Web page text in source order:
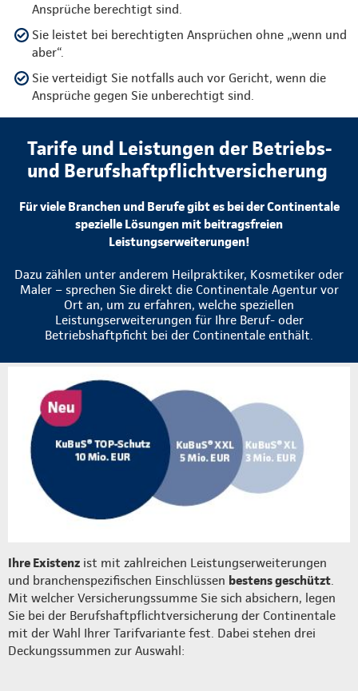
Ansprüche berechtigt sind.
Sie leistet bei berechtigten Ansprüchen ohne „wenn und
aber“.
Sie verteidigt Sie notfalls auch vor Gericht, wenn die
Ansprüche gegen Sie unberechtigt sind.
Tarife und Leistungen der Betriebs-
und Berufshaftpflichtversicherung
Für viele Branchen und Berufe gibt es bei der Continentale
spezielle Lösungen mit beitragsfreien
Leistungserweiterungen!
Dazu zählen unter anderem Heilpraktiker, Kosmetiker oder
Maler – sprechen Sie direkt die Continentale Agentur vor
Ort an, um zu erfahren, welche speziellen
Leistungserweiterungen für Ihre Beruf- oder
Betriebshaftpficht bei der Continentale enthält.
Ihre Existenz ist mit zahlreichen Leistungserweiterungen
und branchenspezifischen Einschlüssen bestens geschützt.
Mit welcher Versicherungssumme Sie sich absichern, legen
Sie bei der Berufshaftpflichtversicherung der Continentale
mit der Wahl Ihrer Tarifvariante fest. Dabei stehen drei
Deckungssummen zur Auswahl: